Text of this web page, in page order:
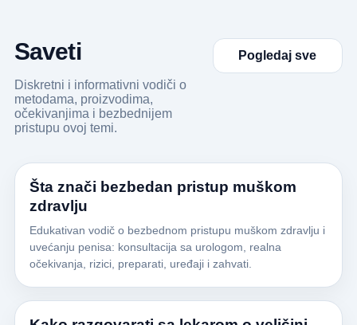
Saveti
Diskretni i informativni vodiči o
metodama, proizvodima,
očekivanjima i bezbednijem
pristupu ovoj temi.
Pogledaj sve
Šta znači bezbedan pristup muškom
zdravlju
Edukativan vodič o bezbednom pristupu muškom zdravlju i
uvećanju penisa: konsultacija sa urologom, realna
očekivanja, rizici, preparati, uređaji i zahvati.